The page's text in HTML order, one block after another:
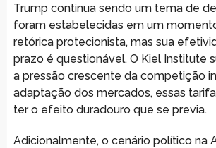
Trump continua sendo um tema de
foram estabelecidas em um
retórica protecionista, mas sua
prazo é questionável. O Kiel Institute
a pressão crescente da competição
adaptação dos mercados, essas
ter o efeito duradouro que se previa.
Adicionalmente, o cenário político na